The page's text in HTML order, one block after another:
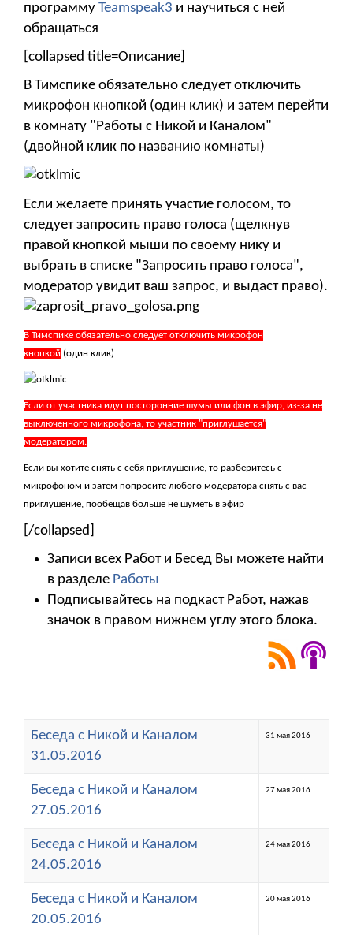
программу Teamspeak3 и научиться с ней
обращаться
[collapsed title=Описание]
В Тимспике обязательно следует отключить
микрофон кнопкой (один клик) и затем перейти
в комнату "Работы с Никой и Каналом"
(двойной клик по названию комнаты)
Если желаете принять участие голосом, то
следует запросить право голоса (щелкнув
правой кнопкой мыши по своему нику и
выбрать в списке "Запросить право голоса",
модератор увидит ваш запрос, и выдаст право).
В Тимспике обязательно следует отключить микрофон
кнопкой (один клик)
Если от участника идут посторонние шумы или фон в эфир, из-за не
выключенного микрофона, то участник "приглушается"
модератором.
Если вы хотите снять с себя приглушение, то разберитесь с
микрофоном и затем попросите любого модератора снять с вас
приглушение, пообещав больше не шуметь в эфир
[/collapsed]
Записи всех Работ и Бесед Вы можете найти
в разделе Работы
Подписывайтесь на подкаст Работ, нажав
значок в правом нижнем углу этого блока.
Беседа с Никой и Каналом
31.05.2016
31 мая 2016
Беседа с Никой и Каналом
27.05.2016
27 мая 2016
Беседа с Никой и Каналом
24.05.2016
24 мая 2016
Беседа с Никой и Каналом
20.05.2016
20 мая 2016